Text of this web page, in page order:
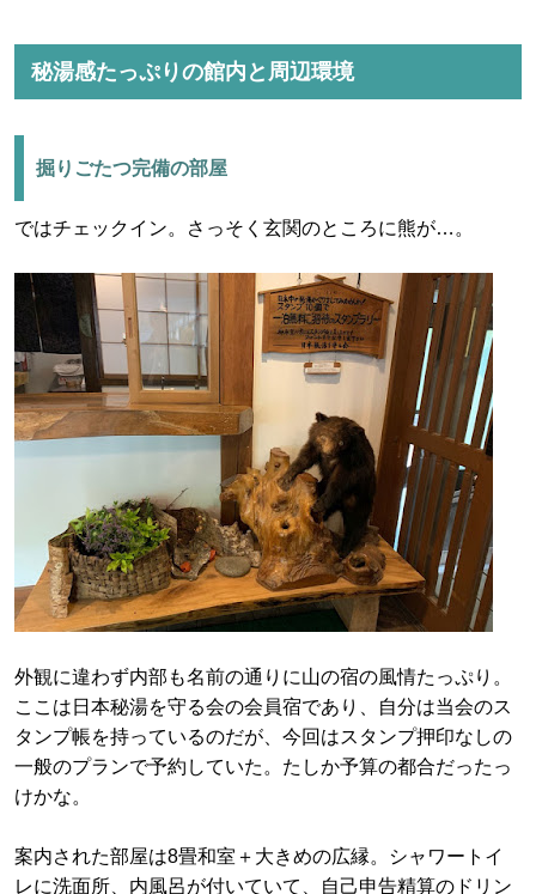
秘湯感たっぷりの館内と周辺環境
掘りごたつ完備の部屋
ではチェックイン。さっそく玄関のところに熊が…。
外観に違わず内部も名前の通りに山の宿の風情たっぷり。
ここは日本秘湯を守る会の会員宿であり、自分は当会のス
タンプ帳を持っているのだが、今回はスタンプ押印なしの
一般のプランで予約していた。たしか予算の都合だったっ
けかな。
案内された部屋は8畳和室＋大きめの広縁。シャワートイ
レに洗面所、内風呂が付いていて、自己申告精算のドリン